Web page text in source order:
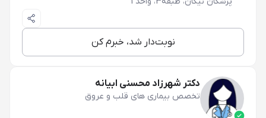
نوبت‌دار شد، خبرم کن
دکتر شهرزاد محسنی ابیانه
تخصص بیماری های قلب و عروق